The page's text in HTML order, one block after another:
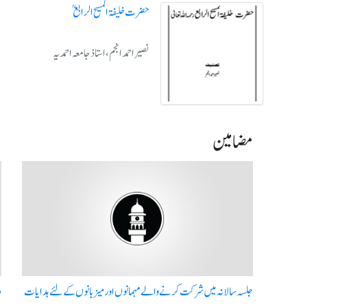
حضرت خلیفۃ المسیح الرابع ؒ
نصیر احمد انجم، استاذ جامعہ احمدیہ
مضامین
جلسہ سالانہ میں شرکت کرنے والے مہمانوں اور میزبانوں کے لئے ہدایات